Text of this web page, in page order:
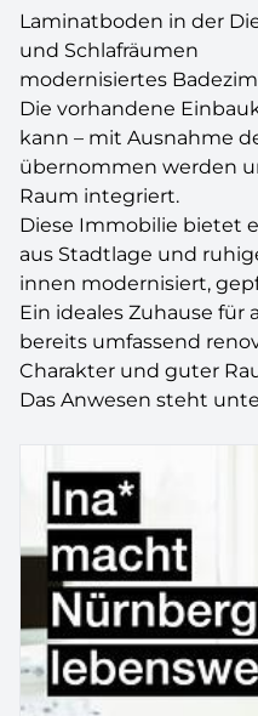
Laminatboden in der
und Schlafräumen
modernisiertes
Die vorhandene
kann – mit Ausnahme
übernommen werden
Raum integriert.
Diese Immobilie bietet
aus Stadtlage und
innen modernisiert,
Ein ideales Zuhause für
bereits umfassend
Charakter und guter
Das Anwesen steht